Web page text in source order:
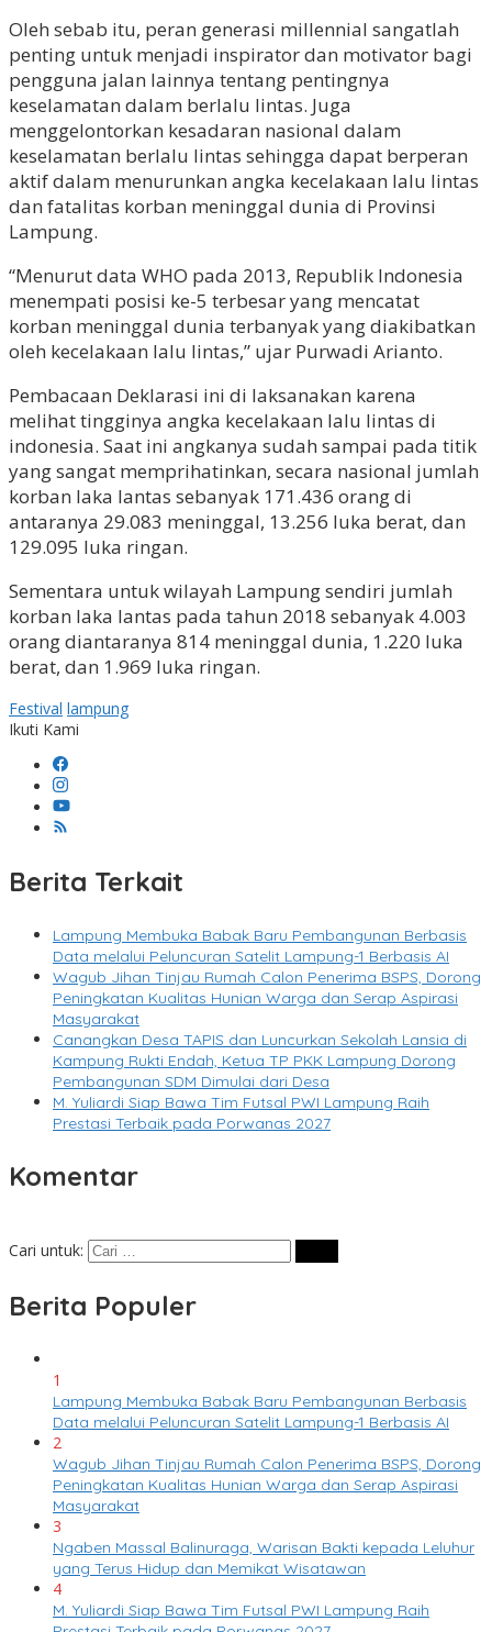
Oleh sebab itu, peran generasi millennial sangatlah
penting untuk menjadi inspirator dan motivator bagi
pengguna jalan lainnya tentang pentingnya
keselamatan dalam berlalu lintas. Juga
menggelontorkan kesadaran nasional dalam
keselamatan berlalu lintas sehingga dapat berperan
aktif dalam menurunkan angka kecelakaan lalu lintas
dan fatalitas korban meninggal dunia di Provinsi
Lampung.
“Menurut data WHO pada 2013, Republik Indonesia
menempati posisi ke-5 terbesar yang mencatat
korban meninggal dunia terbanyak yang diakibatkan
oleh kecelakaan lalu lintas,” ujar Purwadi Arianto.
Pembacaan Deklarasi ini di laksanakan karena
melihat tingginya angka kecelakaan lalu lintas di
indonesia. Saat ini angkanya sudah sampai pada titik
yang sangat memprihatinkan, secara nasional jumlah
korban laka lantas sebanyak 171.436 orang di
antaranya 29.083 meninggal, 13.256 luka berat, dan
129.095 luka ringan.
Sementara untuk wilayah Lampung sendiri jumlah
korban laka lantas pada tahun 2018 sebanyak 4.003
orang diantaranya 814 meninggal dunia, 1.220 luka
berat, dan 1.969 luka ringan.
Festival lampung
Ikuti Kami
Berita Terkait
Lampung Membuka Babak Baru Pembangunan Berbasis
Data melalui Peluncuran Satelit Lampung-1 Berbasis AI
Wagub Jihan Tinjau Rumah Calon Penerima BSPS, Dorong
Peningkatan Kualitas Hunian Warga dan Serap Aspirasi
Masyarakat
Canangkan Desa TAPIS dan Luncurkan Sekolah Lansia di
Kampung Rukti Endah, Ketua TP PKK Lampung Dorong
Pembangunan SDM Dimulai dari Desa
M. Yuliardi Siap Bawa Tim Futsal PWI Lampung Raih
Prestasi Terbaik pada Porwanas 2027
Komentar
Cari untuk:
Berita Populer
1
Lampung Membuka Babak Baru Pembangunan Berbasis
Data melalui Peluncuran Satelit Lampung-1 Berbasis AI
2
Wagub Jihan Tinjau Rumah Calon Penerima BSPS, Dorong
Peningkatan Kualitas Hunian Warga dan Serap Aspirasi
Masyarakat
3
Ngaben Massal Balinuraga, Warisan Bakti kepada Leluhur
yang Terus Hidup dan Memikat Wisatawan
4
M. Yuliardi Siap Bawa Tim Futsal PWI Lampung Raih